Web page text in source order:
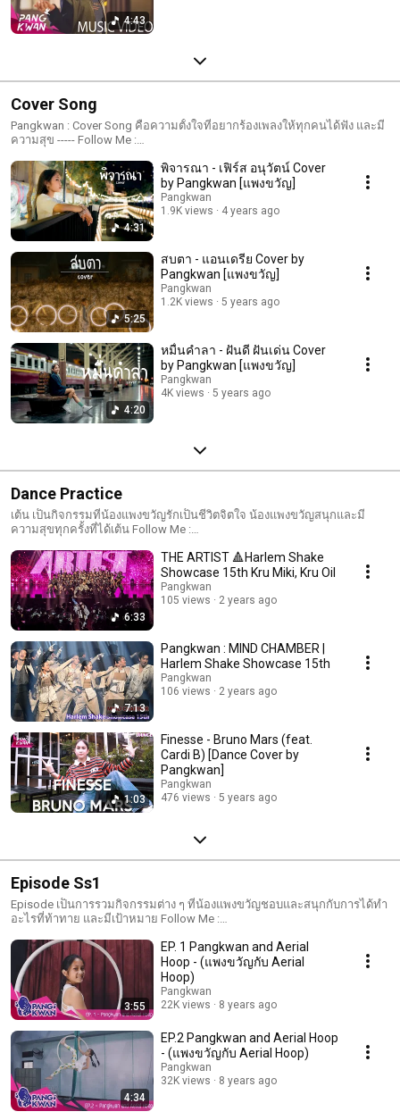
4:43
Cover Song
Pangkwan : Cover Song คือความตั้งใจที่อยากร้องเพลงให้ทุกคนได้ฟัง และมี
ความสุข ----- Follow Me :
4:31
พิจารณา - เฟิร์ส อนุวัตน์ Cover
by Pangkwan [แพงขวัญ]
Pangkwan
1.9K views
4 years ago
5:25
สบตา - แอนเดรีย Cover by
Pangkwan [แพงขวัญ]
Pangkwan
1.2K views
5 years ago
4:20
หมื่นคำลา - ฝันดี ฝันเด่น Cover
by Pangkwan [แพงขวัญ]
Pangkwan
4K views
5 years ago
Dance Practice
เต้น เป็นกิจกรรมที่น้องแพงขวัญรักเป็นชีวิตจิตใจ น้องแพงขวัญสนุกและมี
ความสุขทุกครั้งที่ได้เต้น Follow Me :
6:33
THE ARTIST 🔺Harlem Shake
Showcase 15th Kru Miki, Kru Oil
Pangkwan
105 views
2 years ago
7:13
Pangkwan : MIND CHAMBER |
Harlem Shake Showcase 15th
Pangkwan
106 views
2 years ago
1:03
Finesse - Bruno Mars (feat.
Cardi B) [Dance Cover by
Pangkwan]
Pangkwan
476 views
5 years ago
Episode Ss1
Episode เป็นการรวมกิจกรรมต่าง ๆ ที่น้องแพงขวัญชอบและสนุกกับการได้ทำ
อะไรที่ท้าทาย และมีเป้าหมาย Follow Me :
3:55
EP. 1 Pangkwan and Aerial
Hoop - (แพงขวัญกับ Aerial
Hoop)
Pangkwan
22K views
8 years ago
4:34
EP.2 Pangkwan and Aerial Hoop
- (แพงขวัญกับ Aerial Hoop)
Pangkwan
32K views
8 years ago